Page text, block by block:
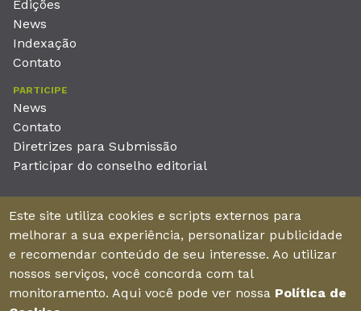
Edições
News
Indexação
Contato
PARTICIPE
News
Contato
Diretrizes para Submissão
Participar do conselho editorial
Unieducar Inteligência Educacional Ltda
CNPJ: 05.569.970/0001-26
Av. Desembargador Moreira, No. 2001 – 11º andar - Bairro
Aldeota
Fortaleza – Ceará - Brasil - CEP 60170-001
Este site utiliza cookies e scripts externos para
melhorar a sua experiência, personalizar publicidade
e recomendar conteúdo de seu interesse. Ao utilizar
nossos serviços, você concorda com tal
monitoramento. Aqui você pode ver nossa Política de